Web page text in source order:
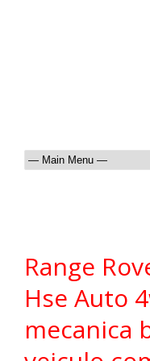
Range
Hse Auto
mecanica